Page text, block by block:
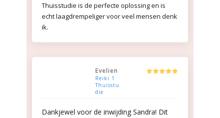
Thuisstudie is de perfecte oplossing en is
echt laagdrempeliger voor veel mensen denk
ik.
Evelien
Reiki 1
Thuisstu
die
Dankjewel voor de inwijding Sandra! Dit